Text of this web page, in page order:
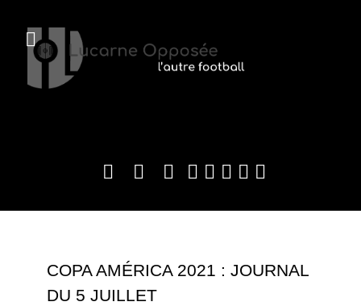
COPA AMÉRICA 2021 : JOURNAL
DU 5 JUILLET